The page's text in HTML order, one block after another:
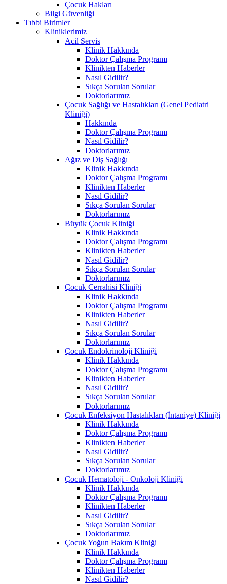
Çocuk Hakları
Bilgi Güvenliği
Tıbbi Birimler
Kliniklerimiz
Acil Servis
Klinik Hakkında
Doktor Çalışma Programı
Klinikten Haberler
Nasıl Gidilir?
Sıkça Sorulan Sorular
Doktorlarımız
Çocuk Sağlığı ve Hastalıkları (Genel Pediatri
Kliniği)
Hakkında
Doktor Çalışma Programı
Nasıl Gidilir?
Doktorlarımız
Ağız ve Diş Sağlığı
Klinik Hakkında
Doktor Çalışma Programı
Klinikten Haberler
Nasıl Gidilir?
Sıkça Sorulan Sorular
Doktorlarımız
Büyük Çocuk Kliniği
Klinik Hakkında
Doktor Çalışma Programı
Klinikten Haberler
Nasıl Gidilir?
Sıkça Sorulan Sorular
Doktorlarımız
Çocuk Cerrahisi Kliniği
Klinik Hakkında
Doktor Çalışma Programı
Klinikten Haberler
Nasıl Gidilir?
Sıkça Sorulan Sorular
Doktorlarımız
Çocuk Endokrinoloji Kliniği
Klinik Hakkında
Doktor Çalışma Programı
Klinikten Haberler
Nasıl Gidilir?
Sıkça Sorulan Sorular
Doktorlarımız
Çocuk Enfeksiyon Hastalıkları (İntaniye) Kliniği
Klinik Hakkında
Doktor Çalışma Programı
Klinikten Haberler
Nasıl Gidilir?
Sıkça Sorulan Sorular
Doktorlarımız
Çocuk Hematoloji - Onkoloji Kliniği
Klinik Hakkında
Doktor Çalışma Programı
Klinikten Haberler
Nasıl Gidilir?
Sıkça Sorulan Sorular
Doktorlarımız
Çocuk Yoğun Bakım Kliniği
Klinik Hakkında
Doktor Çalışma Programı
Klinikten Haberler
Nasıl Gidilir?